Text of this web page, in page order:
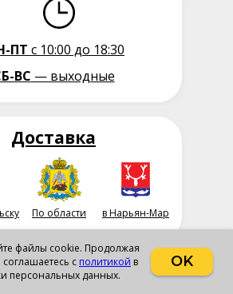
ПТ с 10:00 до 18:30
ВС — выходные
Доставка
в Нарьян-Мар
По области
файлы cookie. Продолжая
с политикой в
персональных данных.
OK